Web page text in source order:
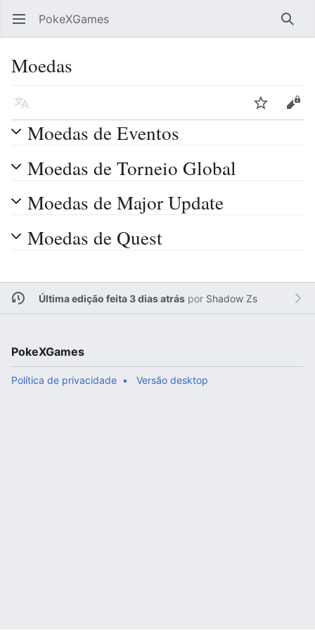
Abrir menu principal PokeXGames
Moedas
Idioma Vigiar Editar
Moedas de Eventos
Moedas de Torneio Global
Moedas de Major Update
Moedas de Quest
Última edição feita 3 dias atráspor Shadow Zs
PokeXGames
Política de privacidade Versão desktop